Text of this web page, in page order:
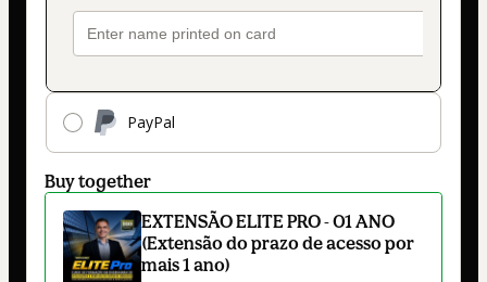
PayPal
Buy together
EXTENSÃO ELITE PRO - 01 ANO
(Extensão do prazo de acesso por
mais 1 ano)